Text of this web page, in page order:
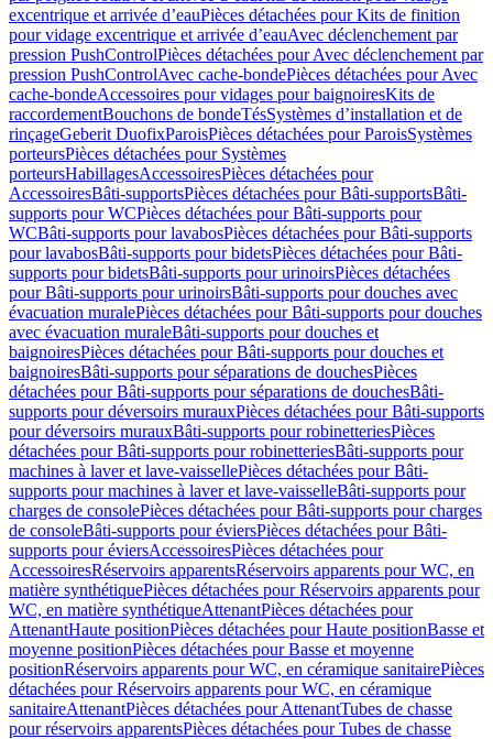
excentrique et arrivée d’eauPièces détachées pour Kits de finition
pour vidage excentrique et arrivée d’eauAvec déclenchement par
pression PushControlPièces détachées pour Avec déclenchement par
pression PushControlAvec cache-bondePièces détachées pour Avec
cache-bondeAccessoires pour vidages pour baignoiresKits de
raccordementBouchons de bondeTésSystèmes d’installation et de
rinçageGeberit DuofixParoisPièces détachées pour ParoisSystèmes
porteursPièces détachées pour Systèmes
porteursHabillagesAccessoiresPièces détachées pour
AccessoiresBâti-supportsPièces détachées pour Bâti-supportsBâti-
supports pour WCPièces détachées pour Bâti-supports pour
WCBâti-supports pour lavabosPièces détachées pour Bâti-supports
pour lavabosBâti-supports pour bidetsPièces détachées pour Bâti-
supports pour bidetsBâti-supports pour urinoirsPièces détachées
pour Bâti-supports pour urinoirsBâti-supports pour douches avec
évacuation muralePièces détachées pour Bâti-supports pour douches
avec évacuation muraleBâti-supports pour douches et
baignoiresPièces détachées pour Bâti-supports pour douches et
baignoiresBâti-supports pour séparations de douchesPièces
détachées pour Bâti-supports pour séparations de douchesBâti-
supports pour déversoirs murauxPièces détachées pour Bâti-supports
pour déversoirs murauxBâti-supports pour robinetteriesPièces
détachées pour Bâti-supports pour robinetteriesBâti-supports pour
machines à laver et lave-vaissellePièces détachées pour Bâti-
supports pour machines à laver et lave-vaisselleBâti-supports pour
charges de consolePièces détachées pour Bâti-supports pour charges
de consoleBâti-supports pour éviersPièces détachées pour Bâti-
supports pour éviersAccessoiresPièces détachées pour
AccessoiresRéservoirs apparentsRéservoirs apparents pour WC, en
matière synthétiquePièces détachées pour Réservoirs apparents pour
WC, en matière synthétiqueAttenantPièces détachées pour
AttenantHaute positionPièces détachées pour Haute positionBasse et
moyenne positionPièces détachées pour Basse et moyenne
positionRéservoirs apparents pour WC, en céramique sanitairePièces
détachées pour Réservoirs apparents pour WC, en céramique
sanitaireAttenantPièces détachées pour AttenantTubes de chasse
pour réservoirs apparentsPièces détachées pour Tubes de chasse